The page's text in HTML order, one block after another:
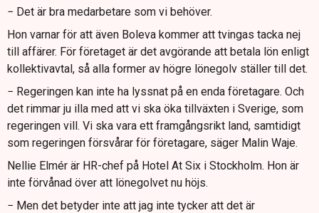
− Det är bra medarbetare som vi behöver.
Hon varnar för att även Boleva kommer att tvingas tacka nej
till affärer. För företaget är det avgörande att betala lön enligt
kollektivavtal, så alla former av högre lönegolv ställer till det.
− Regeringen kan inte ha lyssnat på en enda företagare. Och
det rimmar ju illa med att vi ska öka tillväxten i Sverige, som
regeringen vill. Vi ska vara ett framgångsrikt land, samtidigt
som regeringen försvårar för företagare, säger Malin Waje.
Nellie Elmér är HR-chef på Hotel At Six i Stockholm. Hon är
inte förvånad över att lönegolvet nu höjs.
− Men det betyder inte att jag inte tycker att det är